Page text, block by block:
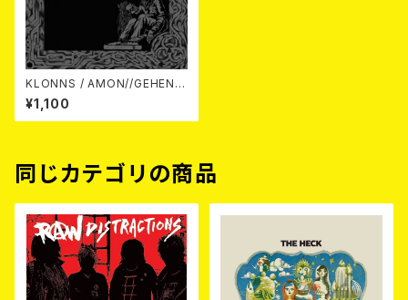
KLONNS / AMON//GEHENN
A 7EP
¥1,100
同じカテゴリの商品